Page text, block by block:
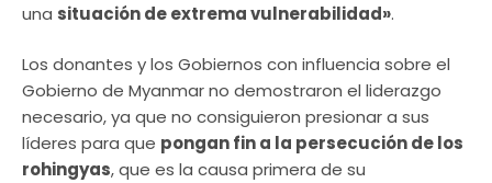
una situación de extrema vulnerabilidad».
Los donantes y los Gobiernos con influencia sobre el
Gobierno de Myanmar no demostraron el liderazgo
necesario, ya que no consiguieron presionar a sus
líderes para que pongan fin a la persecución de los
rohingyas, que es la causa primera de su